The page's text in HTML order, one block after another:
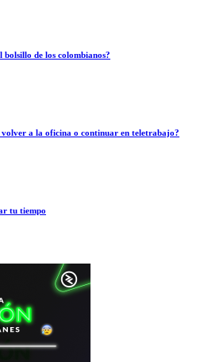
de los colombianos?
a la oficina o continuar en teletrabajo?
tu tiempo